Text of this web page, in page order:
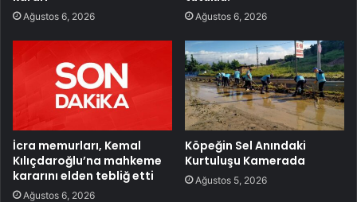
Ağustos 6, 2026 Ağustos 6, 2026
İcra memurları, Kemal
Kılıçdaroğlu’na mahkeme
kararını elden tebliğ etti
Ağustos 6, 2026
Köpeğin Sel Anındaki
Kurtuluşu Kamerada
Ağustos 5, 2026